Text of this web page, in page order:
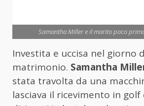
Samantha Miller e il marito poco
Investita e uccisa nel giorno
matrimonio. Samantha
stata travolta da una
lasciava il ricevimento in